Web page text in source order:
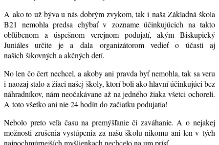
A ako to už býva u nás dobrým zvykom, tak i naša Základná škola
B21 nemohla predsa chýbať v zozname účinkujúcich na takto
obľúbenom a úspešnom verejnom podujatí, akým Biskupický
Juniáles určite je a dala organizátorom vedieť o účasti aj
našich šikovných a akčných detí.
No len čo čert nechcel, a akoby ani pravda byť nemohla, tak sa veru
i naozaj stalo a žiaci našej školy, ktorí boli ako hlavní účinkujúci bez
náhradníkov, nám neočakávane až na jedného žiaka všetci ochoreli.
A toto všetko ani nie 24 hodín do začiatku podujatia!
Nebolo preto veľa času na premýšľanie či zaváhanie. A o nejakej
možnosti zrušenia vystúpenia za našu školu nikomu ani len v tých
najpochmúrnejších myšlienkach nechcelo na um prísť.